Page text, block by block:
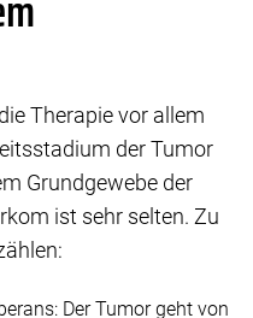
Therapie vor allem
der Tumor
Grundgewebe der
ist sehr selten. Zu
Der Tumor geht von